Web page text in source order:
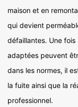
maison et en
qui devient
défaillantes. Une
adaptées peuvent
dans les normes, il
la fuite ainsi que la
professionnel.